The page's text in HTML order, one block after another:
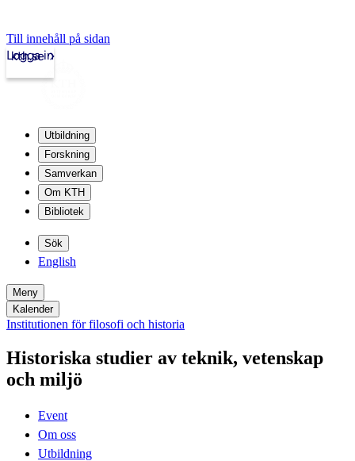
Till innehåll på sidan
kth.se
Logga in
Utbildning
Forskning
Samverkan
Om KTH
Bibliotek
Sök
English
Meny
Kalender
Institutionen för filosofi och historia
Historiska studier av teknik, vetenskap
och miljö
Event
Om oss
Utbildning